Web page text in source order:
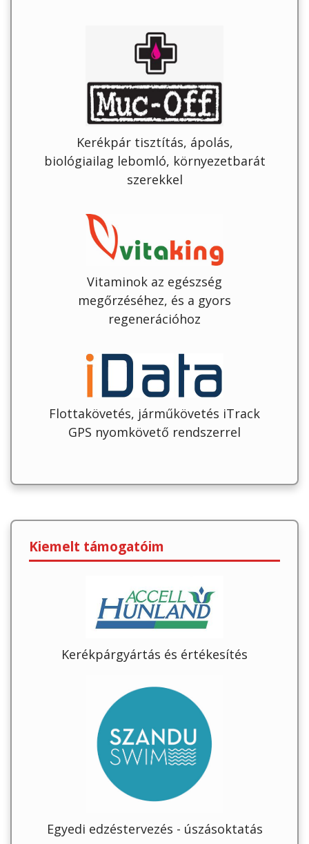
Kerékpár tisztítás, ápolás,
biológiailag lebomló, környezetbarát
szerekkel
Vitaminok az egészség
megőrzéséhez, és a gyors
regenerációhoz
Flottakövetés, járműkövetés iTrack
GPS nyomkövető rendszerrel
Kiemelt támogatóim
Kerékpárgyártás és értékesítés
Egyedi edzéstervezés - úszásoktatás